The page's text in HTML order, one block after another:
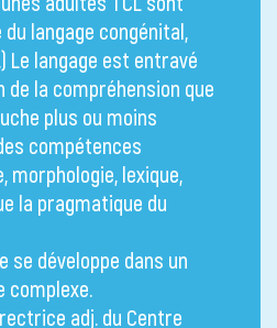
langage congénital,
Le langage est entravé
de la compréhension que
plus ou moins
compétences
morphologie, lexique,
la pragmatique du
se développe dans un
complexe.
adj. du Centre